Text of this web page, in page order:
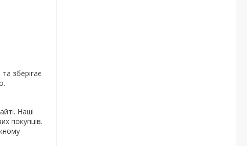
зберігає
Наші
покупців.